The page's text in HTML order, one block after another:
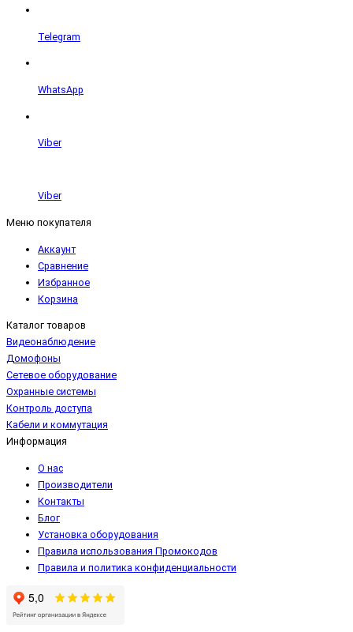
Telegram
WhatsApp
Viber
Viber
Меню покупателя
Аккаунт
Сравнение
Избранное
Корзина
Каталог товаров
Видеонаблюдение
Домофоны
Сетевое оборудование
Охранные системы
Контроль доступа
Кабели и коммутация
Информация
О нас
Производители
Контакты
Блог
Установка оборудования
Правила использования Промокодов
Правила и политика конфиденциальности